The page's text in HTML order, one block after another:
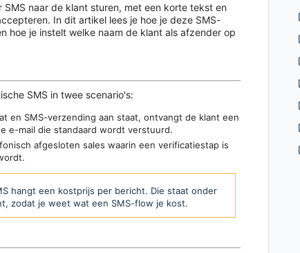
naar de klant sturen, met een korte tekst en
In dit artikel lees je hoe je deze SMS-
hoe je instelt welke naam de klant als afzender op
SMS in twee scenario's:
en SMS-verzending aan staat, ontvangt de klant een
e-mail die standaard wordt verstuurd.
afgesloten sales waarin een verificatiestap is
hangt een kostprijs per bericht. Die staat onder
zodat je weet wat een SMS-flow je kost.